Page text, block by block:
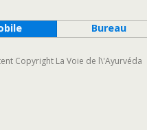
Bureau
Copyright La Voie de l\'Ayurvéda